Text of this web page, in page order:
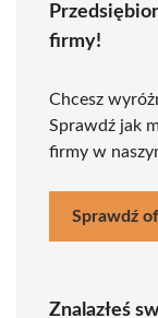
firmy!
Chcesz
Sprawdź jak
firmy w
Sprawdź
Znalazłeś